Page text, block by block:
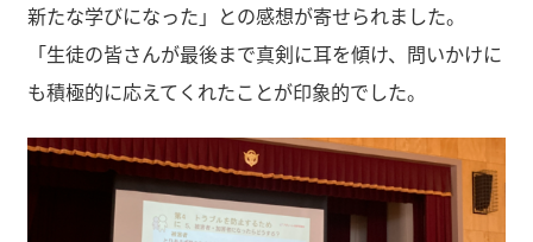
新たな学びになった」との感想が寄せられました。
「生徒の皆さんが最後まで真剣に耳を傾け、問いかけに
も積極的に応えてくれたことが印象的でした。